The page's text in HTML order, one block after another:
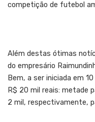
competição de futebol
Além destas ótimas
do empresário
Bem, a ser iniciada em
R$ 20 mil reais: metade
2 mil, respectivamente,